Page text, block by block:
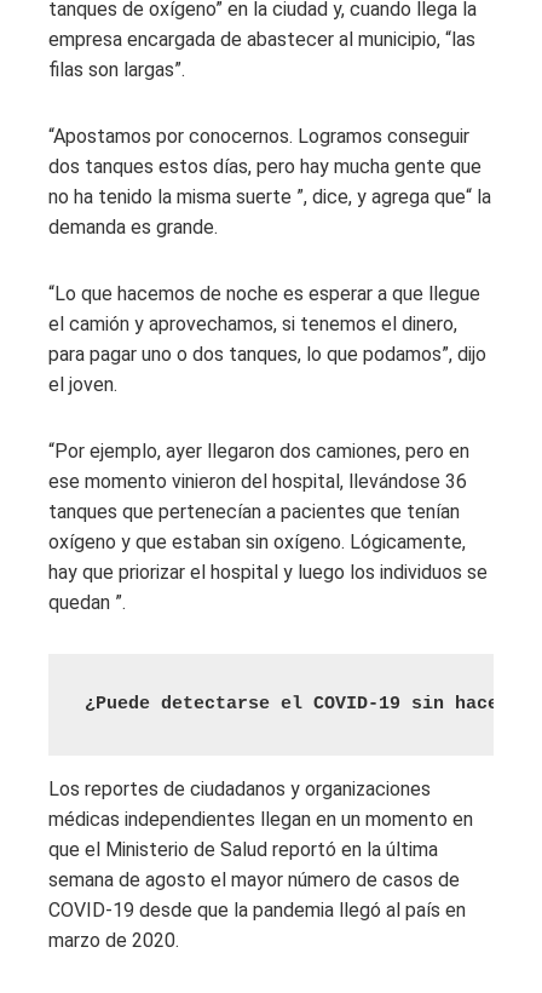
tanques de oxígeno” en la ciudad y, cuando llega la
empresa encargada de abastecer al municipio, “las
filas son largas”.
“Apostamos por conocernos. Logramos conseguir
dos tanques estos días, pero hay mucha gente que
no ha tenido la misma suerte ”, dice, y agrega que“ la
demanda es grande.
“Lo que hacemos de noche es esperar a que llegue
el camión y aprovechamos, si tenemos el dinero,
para pagar uno o dos tanques, lo que podamos”, dijo
el joven.
“Por ejemplo, ayer llegaron dos camiones, pero en
ese momento vinieron del hospital, llevándose 36
tanques que pertenecían a pacientes que tenían
oxígeno y que estaban sin oxígeno. Lógicamente,
hay que priorizar el hospital y luego los individuos se
quedan ”.
¿Puede detectarse el COVID-19 sin
Los reportes de ciudadanos y organizaciones
médicas independientes llegan en un momento en
que el Ministerio de Salud reportó en la última
semana de agosto el mayor número de casos de
COVID-19 desde que la pandemia llegó al país en
marzo de 2020.